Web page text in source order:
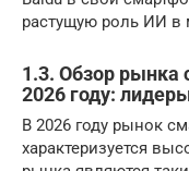
растущую роль ИИ в
1.3. Обзор
2026 году:
В 2026 году рынок
характеризуется